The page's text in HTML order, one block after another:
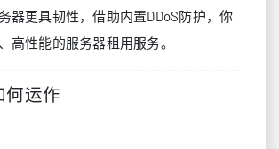
器更具韧性，借助内置DDoS防护，你
高性能的服务器租用服务。
何运作